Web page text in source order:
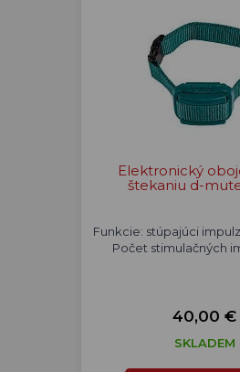
Elektronický
štekaniu d-
Funkcie: stúpajúci
Počet stimulačných
40,00 €
SKLADEM